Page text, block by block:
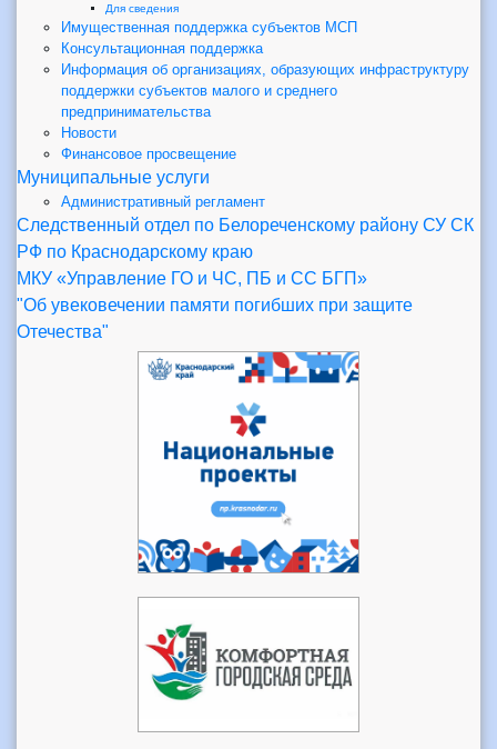
Для сведения
Имущественная поддержка субъектов МСП
Консультационная поддержка
Информация об организациях, образующих инфраструктуру
поддержки субъектов малого и среднего
предпринимательства
Новости
Финансовое просвещение
Муниципальные услуги
Административный регламент
Следственный отдел по Белореченскому району СУ СК
РФ по Краснодарскому краю
МКУ «Управление ГО и ЧС, ПБ и СС БГП»
"Об увековечении памяти погибших при защите
Отечества"